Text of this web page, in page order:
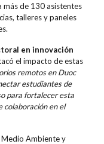
más de 130 asistentes
talleres y paneles
en innovación
el impacto de estas
remotos en Duoc
estudiantes de
para fortalecer esta
colaboración en el
Medio Ambiente y